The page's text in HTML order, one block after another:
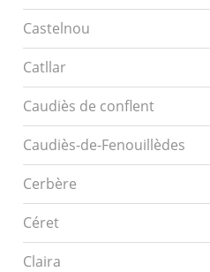
Castelnou
Catllar
Caudiès de conflent
Caudiès-de-Fenouillèdes
Cerbère
Céret
Claira